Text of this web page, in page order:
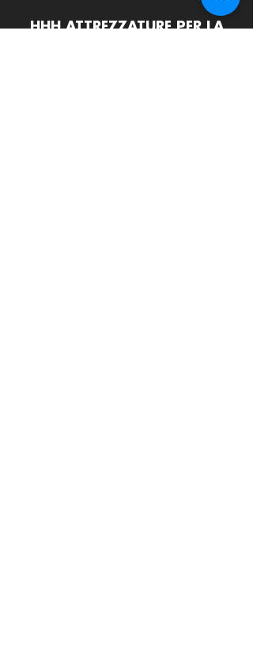
HHH ATTREZZATURE PER LA